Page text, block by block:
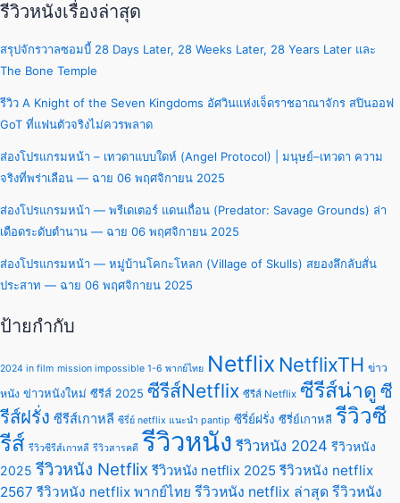
รีวิวหนังเรื่องล่าสุด
สรุปจักรวาลซอมบี้ 28 Days Later, 28 Weeks Later, 28 Years Later และ
The Bone Temple
รีวิว A Knight of the Seven Kingdoms อัศวินแห่งเจ็ดราชอาณาจักร สปินออฟ
GoT ที่แฟนตัวจริงไม่ควรพลาด
ส่องโปรแกรมหน้า – เทวดาแบบใดห์ (Angel Protocol) | มนุษย์–เทวดา ความ
จริงที่พร่าเลือน — ฉาย 06 พฤศจิกายน 2025
ส่องโปรแกรมหน้า — พรีเดเตอร์ แดนเถื่อน (Predator: Savage Grounds) ล่า
เดือดระดับตำนาน — ฉาย 06 พฤศจิกายน 2025
ส่องโปรแกรมหน้า — หมู่บ้านโคกะโหลก (Village of Skulls) สยองลึกลับสั่น
ประสาท — ฉาย 06 พฤศจิกายน 2025
ป้ายกำกับ
2024 in film mission impossible 1-6 พากย์ไทย Netflix NetflixTH ข่าว
หนัง ข่าวหนังใหม่ ซีรีส์ 2025 ซีรีส์Netflix ซีรีส์ Netflix ซีรีส์น่าดู ซี
รีส์ฝรั่ง ซีรีส์เกาหลี ซีรี่ย์ netflix แนะนํา pantip ซีรี่ย์ฝรั่ง ซีรี่ย์เกาหลี รีวิวซี
รีส์ รีวิวซีรีส์เกาหลี รีวิวสารคดี รีวิวหนัง รีวิวหนัง 2024 รีวิวหนัง
2025 รีวิวหนัง Netflix รีวิวหนัง netflix 2025 รีวิวหนัง netflix
2567 รีวิวหนัง netflix พากย์ไทย รีวิวหนัง netflix ล่าสุด รีวิวหนัง